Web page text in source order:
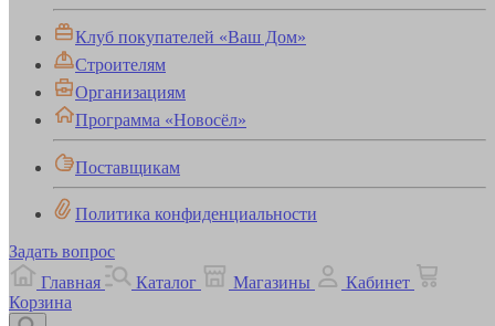
Клуб покупателей «Ваш Дом»
Строителям
Организациям
Программа «Новосёл»
Поставщикам
Политика конфиденциальности
Задать вопрос
Главная
Каталог Магазины
Кабинет
Корзина